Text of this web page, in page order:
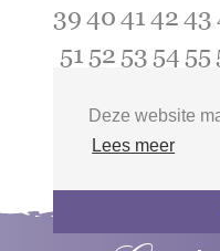
Deze website
Lees meer
394041 4243
51 52 53 54 55